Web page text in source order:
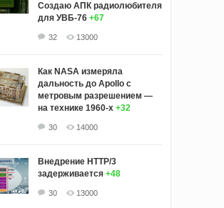
Создаю АПК радиолюбителя
для УВБ-76 +67
32 13000
Как NASA измеряла
дальность до Apollo с
метровым разрешением —
на технике 1960-х +32
30 14000
Внедрение HTTP/3
задерживается +48
30 13000